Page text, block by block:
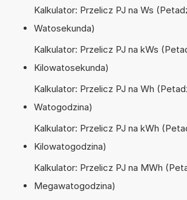
Kalkulator: Przelicz PJ na Ws
Watosekunda)
Kalkulator: Przelicz PJ na kWs
Kilowatosekunda)
Kalkulator: Przelicz PJ na Wh
Watogodzina)
Kalkulator: Przelicz PJ na kWh
Kilowatogodzina)
Kalkulator: Przelicz PJ na MWh
Megawatogodzina)